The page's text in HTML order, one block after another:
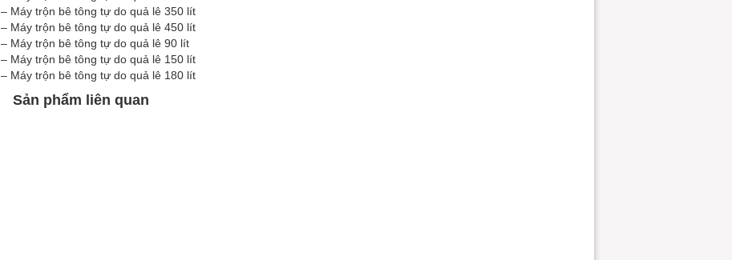
– Máy trộn bê tông tự do quả lê 350 lít
– Máy trộn bê tông tự do quả lê 450 lít
– Máy trộn bê tông tự do quả lê 90 lít
– Máy trộn bê tông tự do quả lê 150 lít
– Máy trộn bê tông tự do quả lê 180 lít
Sản phẩm liên quan